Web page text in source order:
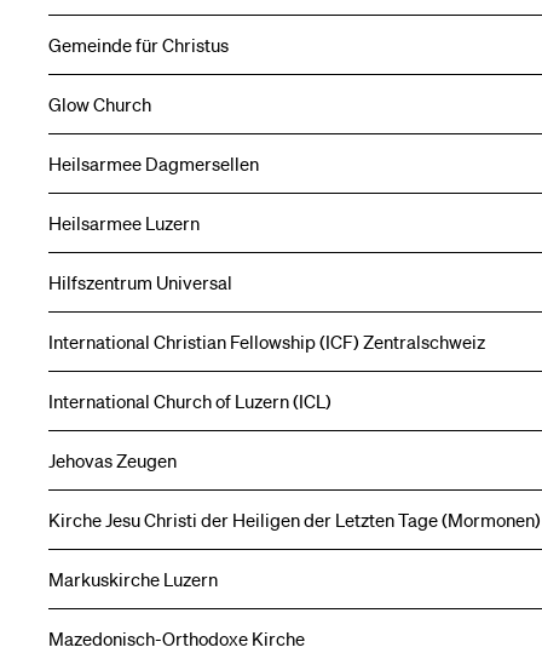
Gemeinde für Christus
Glow Church
Heilsarmee Dagmersellen
Heilsarmee Luzern
Hilfszentrum Universal
International Christian Fellowship (ICF) Zentralschweiz
International Church of Luzern (ICL)
Jehovas Zeugen
Kirche Jesu Christi der Heiligen der Letzten Tage (Mormonen)
Markuskirche Luzern
Mazedonisch-Orthodoxe Kirche